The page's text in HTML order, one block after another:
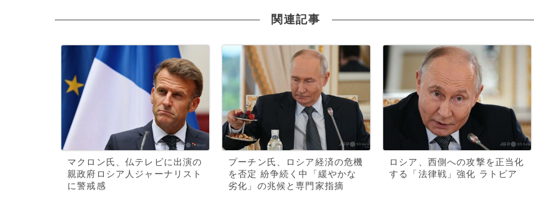
関連記事
マクロン氏、仏テレビに出演の
親政府ロシア人ジャーナリスト
に警戒感
プーチン氏、ロシア経済の危機
を否定 紛争続く中「緩やかな
劣化」の兆候と専門家指摘
ロシア、西側への攻撃を正当化
する「法律戦」強化 ラトビア